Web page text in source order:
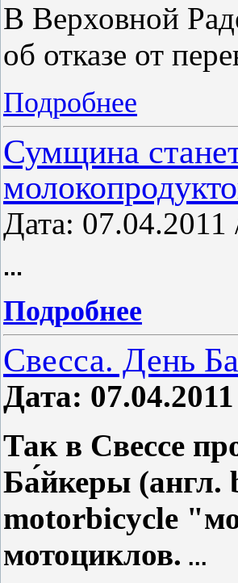
В Верховной
об отказе от
Подробнее
Сумщина
Дата:
...
Подробнее
Свесса. День
Дата:
Так в Свессе
Ба́йкеры (англ.
motorbicycle
мотоциклов. ...